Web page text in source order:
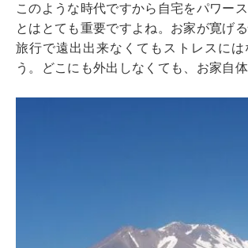
このような時代ですから自宅をパワー
とはとても重要ですよね。お家が寛げ
旅行で遠出出来なくてもストレスには
う。どこにも外出しなくても、お家自体